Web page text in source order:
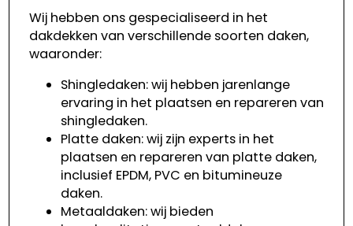
Wij hebben ons gespecialiseerd in het
dakdekken van verschillende soorten daken,
waaronder:
Shingledaken: wij hebben jarenlange
ervaring in het plaatsen en repareren van
shingledaken.
Platte daken: wij zijn experts in het
plaatsen en repareren van platte daken,
inclusief EPDM, PVC en bitumineuze
daken.
Metaaldaken: wij bieden